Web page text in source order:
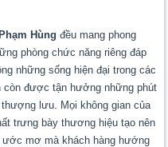
Hùngđều mang phong
phòng chức năng riêng đáp
những sống hiện đại trong các
còn được tận hưởng những phút
lưu. Mọi không gian của
trưng bày thương hiệu tạo nên
ước mơ mà khách hàng hướng